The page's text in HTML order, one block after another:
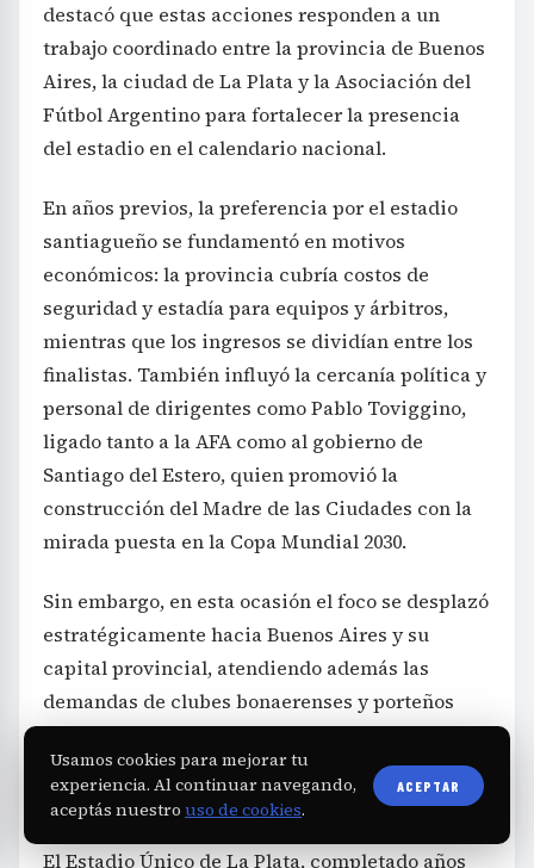
destacó que estas acciones responden a un
trabajo coordinado entre la provincia de Buenos
Aires, la ciudad de La Plata y la Asociación del
Fútbol Argentino para fortalecer la presencia
del estadio en el calendario nacional.
En años previos, la preferencia por el estadio
santiagueño se fundamentó en motivos
económicos: la provincia cubría costos de
seguridad y estadía para equipos y árbitros,
mientras que los ingresos se dividían entre los
finalistas. También influyó la cercanía política y
personal de dirigentes como Pablo Toviggino,
ligado tanto a la AFA como al gobierno de
Santiago del Estero, quien promovió la
construcción del Madre de las Ciudades con la
mirada puesta en la Copa Mundial 2030.
Sin embargo, en esta ocasión el foco se desplazó
estratégicamente hacia Buenos Aires y su
capital provincial, atendiendo además las
demandas de clubes bonaerenses y porteños
que reclamaban reducir el desgaste logístico
que implicaba viajar continuamente a otras
provincias para definir campeonatos.
El Estadio Único de La Plata, completado años
Usamos cookies para mejorar tu
experiencia. Al continuar navegando,
aceptás nuestro uso de cookies.
ACEPTAR